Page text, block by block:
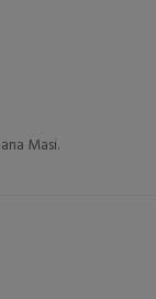
Masi.